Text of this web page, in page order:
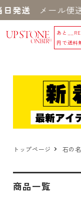
発送メール便送
あと
円で送料
トップページ 石の
商品一覧